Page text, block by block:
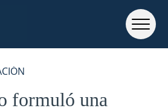
formuló una